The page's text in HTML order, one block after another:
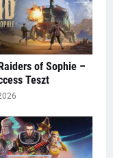
of Sophie –
Teszt